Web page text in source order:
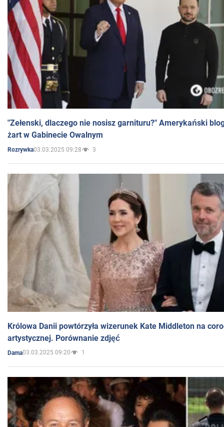
"Zełenski, dlaczego nie nosisz garnituru?" Amerykański
żart w Gabinecie Owalnym
Rozrywka03.03.2025 09:28 3
Królowa Danii powtórzyła wizerunek Kate Middleton na
artystycznej. Porównanie zdjęć
Dama03.03.2025 09:20 1